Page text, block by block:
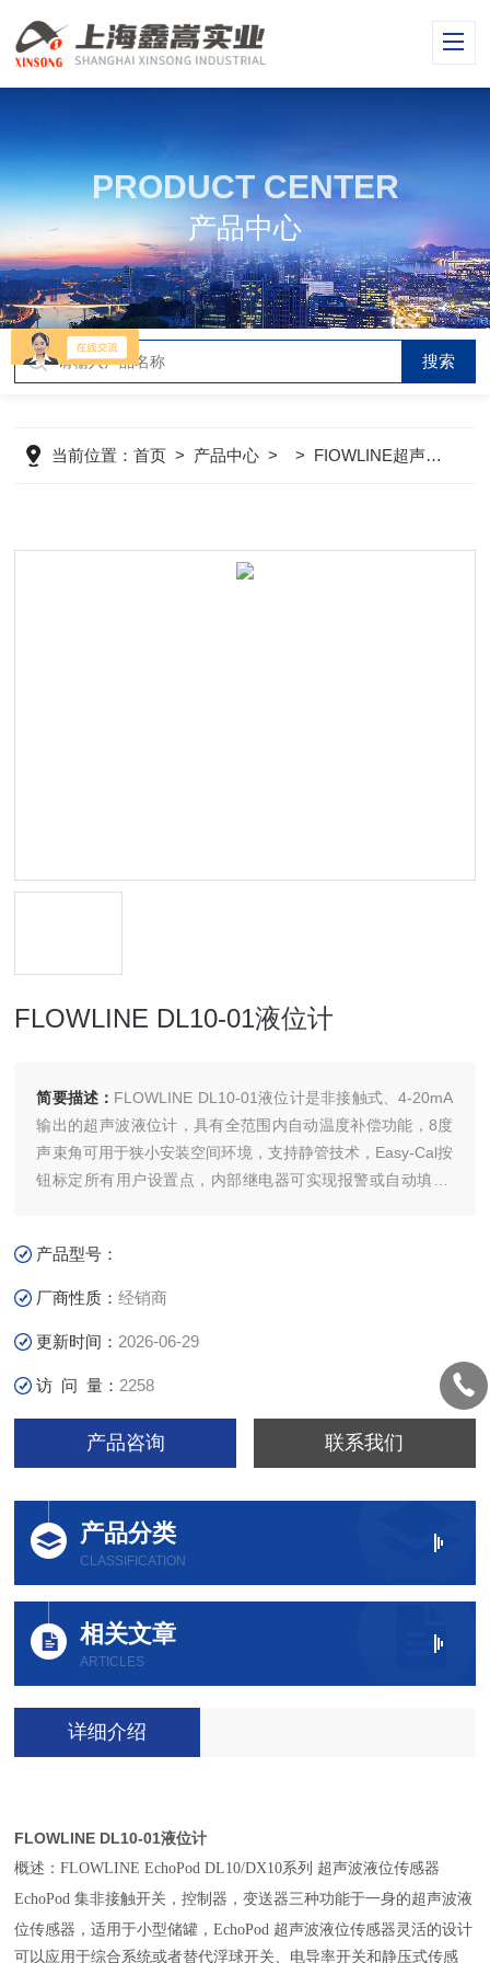
PRODUCT CENTER
产品中心
当前位置：首页 > 产品中心 > > FIOWLINE超声波液位计
FLOWLINE DL10-01液位计
简要描述： FLOWLINE DL10-01液位计是非接触式、4-20mA
输出的超声波液位计，具有全范围内自动温度补偿功能，8度
声束角可用于狭小安装空间环境，支持静管技术，Easy-Cal按
钮标定所有用户设置点，内部继电器可实现报警或自动填满/
产品型号：
厂商性质：经销商
更新时间： 2026-06-29
访 问 量： 2258
产品咨询 联系我们
产品分类
CLASSIFICATION
相关文章
ARTICLES
详细介绍
FLOWLINE DL10-01液位计
概述：FLOWLINE EchoPod DL10/DX10系列 超声波液位传感器
EchoPod 集非接触开关，控制器，变送器三种功能于一身的超声波液
位传感器，适用于小型储罐，EchoPod 超声波液位传感器灵活的设计
可以应用于综合系统或者替代浮球开关、电导率开关和静压式传感